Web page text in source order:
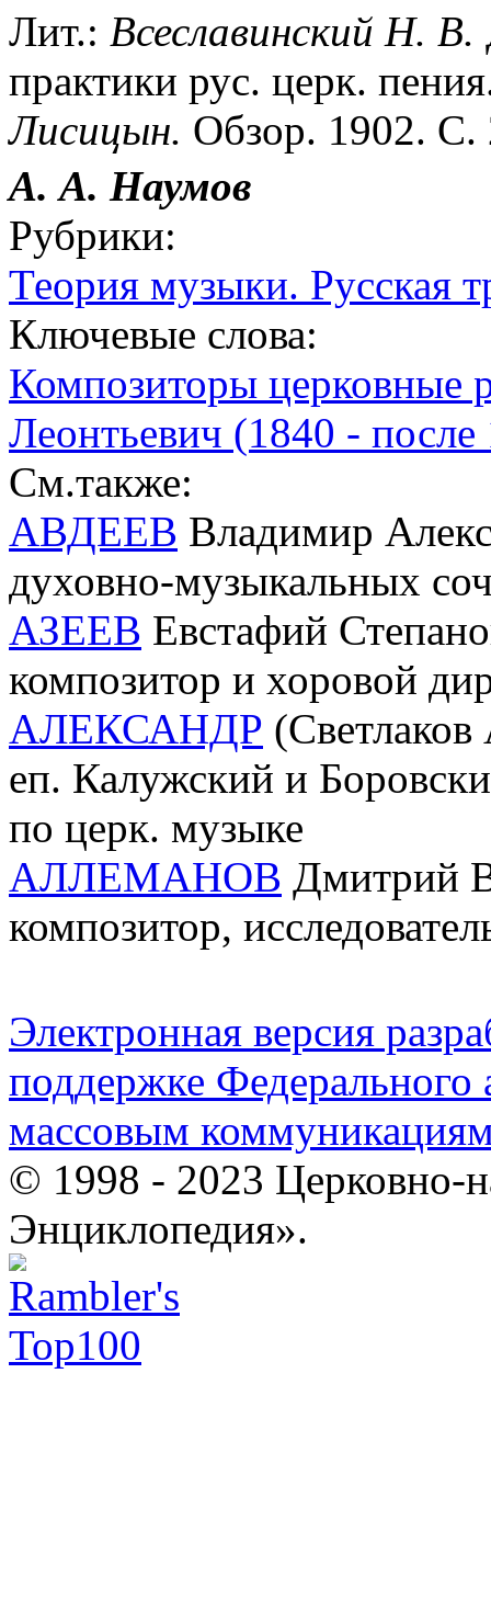
Лит.: Всеславинский Н. В.
практики рус. церк.
Лисицын. Обзор. 1902. С.
А. А. Наумов
Рубрики:
Теория музыки. Русская
Ключевые слова:
Композиторы церковные
Леонтьевич (1840 -
См.также:
АВДЕЕВ Владимир
духовно-музыкальных
АЗЕЕВ Евстафий
композитор и хоровой
АЛЕКСАНДР
еп. Калужский и
по церк. музыке
АЛЛЕМАНОВ Дмитрий
композитор,
Электронная версия
поддержке Федерального
массовым
© 1998 - 2023 Церковно-
Энциклопедия».